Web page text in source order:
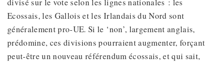
Ecossais, les Gallois et les Irlandais du Nord sont
généralement pro-UE. Si le ‘non’, largement anglais,
prédomine, ces divisions pourraient augmenter, forçant
peut-être un nouveau référendum écossais, et qui sait,